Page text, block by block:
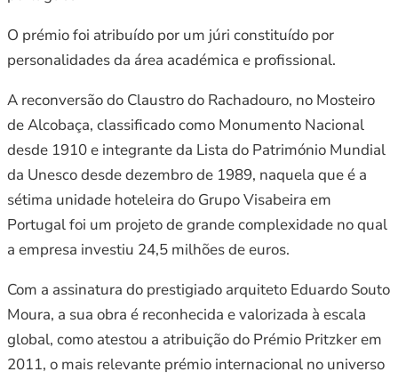
O prémio foi atribuído por um júri constituído por
personalidades da área académica e profissional.
A reconversão do Claustro do Rachadouro, no Mosteiro
de Alcobaça, classificado como Monumento Nacional
desde 1910 e integrante da Lista do Património Mundial
da Unesco desde dezembro de 1989, naquela que é a
sétima unidade hoteleira do Grupo Visabeira em
Portugal foi um projeto de grande complexidade no qual
a empresa investiu 24,5 milhões de euros.
Com a assinatura do prestigiado arquiteto Eduardo Souto
Moura, a sua obra é reconhecida e valorizada à escala
global, como atestou a atribuição do Prémio Pritzker em
2011, o mais relevante prémio internacional no universo